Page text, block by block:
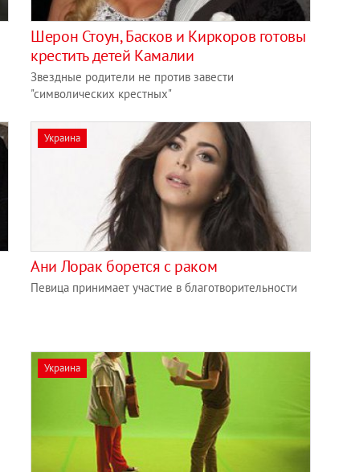
Шерон Стоун, Басков и Киркоров готовы
крестить детей Камалии
Звездные родители не против завести
"символических крестных"
Украина
Ани Лорак борется с раком
Певица принимает участие в благотворительности
Украина